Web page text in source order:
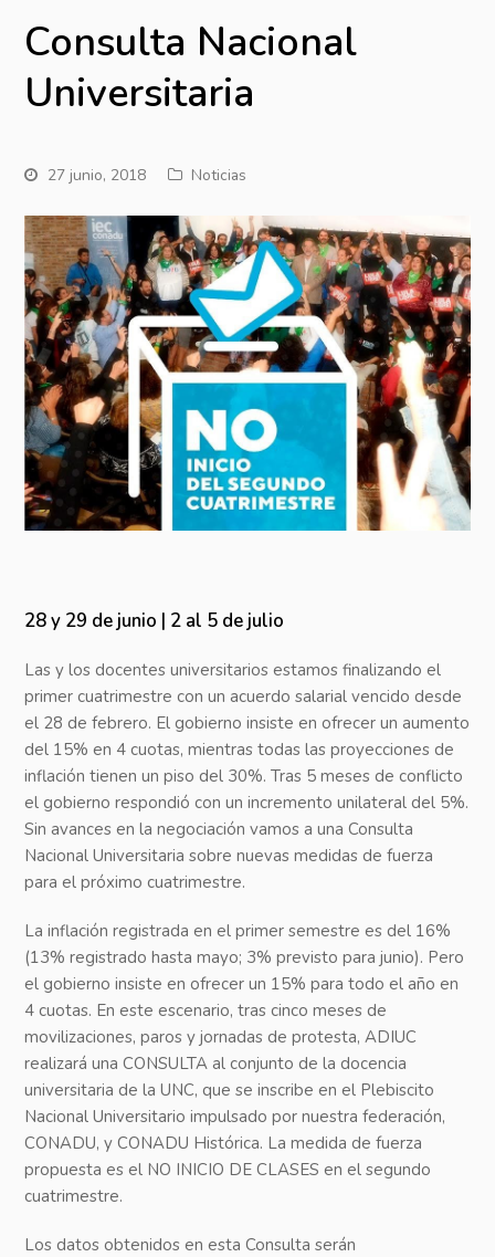
Consulta Nacional
Universitaria
27 junio, 2018 Noticias
28 y 29 de junio | 2 al 5 de julio
Las y los docentes universitarios estamos finalizando el
primer cuatrimestre con un acuerdo salarial vencido desde
el 28 de febrero. El gobierno insiste en ofrecer un aumento
del 15% en 4 cuotas, mientras todas las proyecciones de
inflación tienen un piso del 30%. Tras 5 meses de conflicto
el gobierno respondió con un incremento unilateral del 5%.
Sin avances en la negociación vamos a una Consulta
Nacional Universitaria sobre nuevas medidas de fuerza
para el próximo cuatrimestre.
La inflación registrada en el primer semestre es del 16%
(13% registrado hasta mayo; 3% previsto para junio). Pero
el gobierno insiste en ofrecer un 15% para todo el año en
4 cuotas. En este escenario, tras cinco meses de
movilizaciones, paros y jornadas de protesta, ADIUC
realizará una CONSULTA al conjunto de la docencia
universitaria de la UNC, que se inscribe en el Plebiscito
Nacional Universitario impulsado por nuestra federación,
CONADU, y CONADU Histórica. La medida de fuerza
propuesta es el NO INICIO DE CLASES en el segundo
cuatrimestre.
Los datos obtenidos en esta Consulta serán